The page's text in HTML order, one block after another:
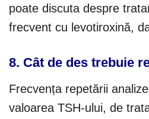
poate discuta despre
frecvent cu levotiroxină,
8. Cât de des trebuie
Frecvența repetării
valoarea TSH-ului, de